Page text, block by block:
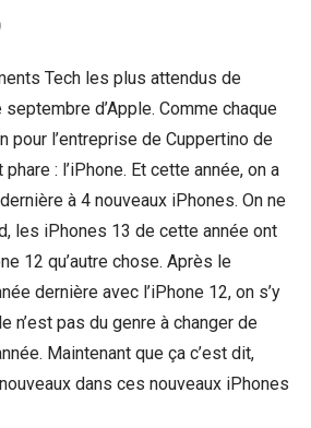
Tech les plus attendus de
septembre d’Apple. Comme chaque
pour l’entreprise de Cuppertino de
: l’iPhone. Et cette année, on a
à 4 nouveaux iPhones. On ne
les iPhones 13 de cette année ont
12 qu’autre chose. Après le
dernière avec l’iPhone 12, on s’y
n’est pas du genre à changer de
Maintenant que ça c’est dit,
nouveaux dans ces nouveaux iPhones